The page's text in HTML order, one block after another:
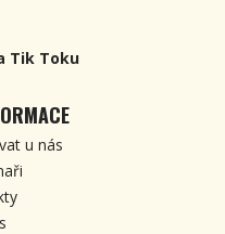
Tik Toku
u nás